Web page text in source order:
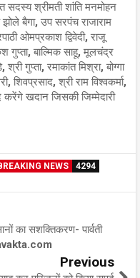
सदस्य श्रीमती शांति मनमोहन
झोले बैगा, उप सरपंच राजाराम
ओमप्रकाश द्विवेदी, राजू
गुप्ता, बाल्मिक साहू, मूलचंद्र
गुप्ता, रमाकांत मिश्रा, बोग्गा
शिवप्रसाद, श्री राम विश्वकर्मा,
खदान जिसकी जिम्मेदारी
NEWS
4294
का सशक्तिकरण- पार्वती
Previous